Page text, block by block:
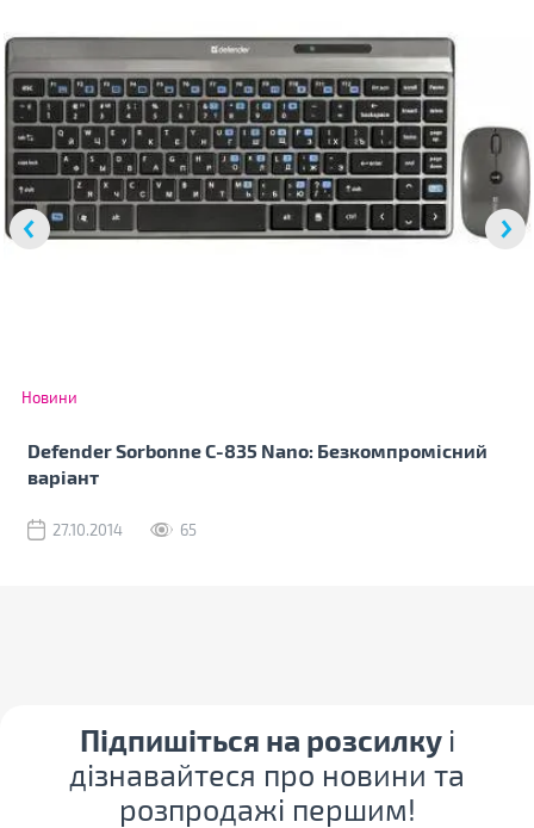
Новини
Defender Sorbonne C-835 Nano: Безкомпромісний
варіант
27.10.2014 65
Підпишіться на розсилку і
дізнавайтеся про новини та
розпродажі першим!